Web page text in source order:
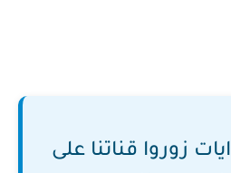
زوروا قناتنا على